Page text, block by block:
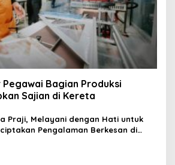
Bagian Produksi
Sajian di Kereta
Praji, Melayani dengan Hati untuk
Pengalaman Berkesan di